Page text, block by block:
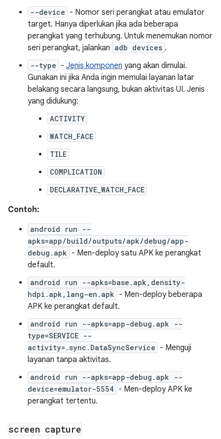
--device - Nomor seri perangkat atau emulator
target. Hanya diperlukan jika ada beberapa
perangkat yang terhubung. Untuk menemukan nomor
seri perangkat, jalankan adb devices .
--type - Jenis komponen yang akan dimulai.
Gunakan ini jika Anda ingin memulai layanan latar
belakang secara langsung, bukan aktivitas UI. Jenis
yang didukung:
ACTIVITY
WATCH_FACE
TILE
COMPLICATION
DECLARATIVE_WATCH_FACE
Contoh:
android run --
apks=app/build/outputs/apk/debug/app-
debug.apk - Men-deploy satu APK ke perangkat
default.
android run --apks=base.apk,density-
hdpi.apk,lang-en.apk - Men-deploy beberapa
APK ke perangkat default.
android run --apks=app-debug.apk --
type=SERVICE --
activity=.sync.DataSyncService - Menguji
layanan tanpa aktivitas.
android run --apks=app-debug.apk --
device=emulator-5554 - Men-deploy APK ke
perangkat tertentu.
screen capture